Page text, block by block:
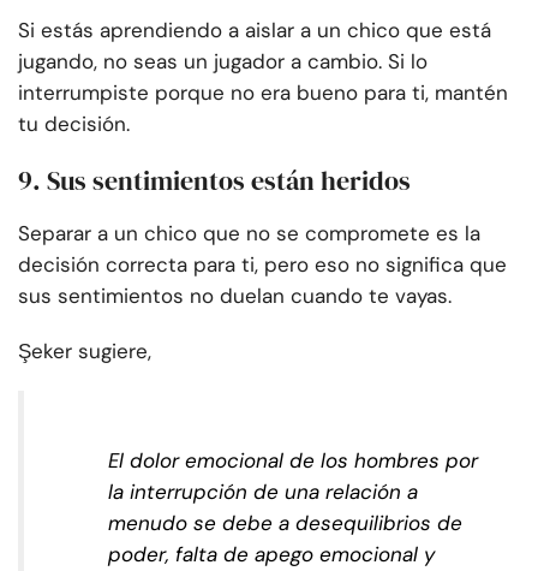
Si estás aprendiendo a aislar a un chico que está
jugando, no seas un jugador a cambio. Si lo
interrumpiste porque no era bueno para ti, mantén
tu decisión.
9. Sus sentimientos están heridos
Separar a un chico que no se compromete es la
decisión correcta para ti, pero eso no significa que
sus sentimientos no duelan cuando te vayas.
Şeker sugiere,
El dolor emocional de los hombres por
la interrupción de una relación a
menudo se debe a desequilibrios de
poder, falta de apego emocional y